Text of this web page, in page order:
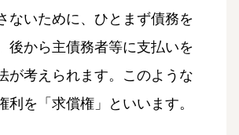
ないために、ひとまず債務を
後から主債務者等に支払いを
が考えられます。このような
利を「求償権」といいます。